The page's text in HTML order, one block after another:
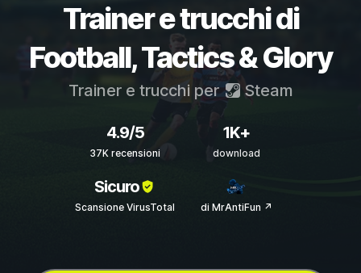
Trainer e trucchi di
Football, Tactics & Glory
Trainer e trucchi per Steam
4.9/5
37K recensioni
1K+
download
Sicuro
Scansione VirusTotal di MrAntiFun ↗